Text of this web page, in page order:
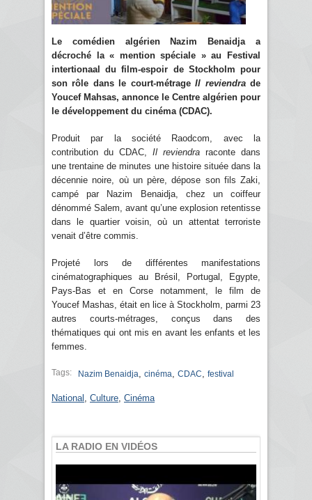
Le comédien algérien Nazim Benaidja a
décroché la « mention spéciale » au Festival
intertionaal du film-espoir de Stockholm pour
son rôle dans le court-métrageIl reviendrade
Youcef Mahsas, annonce le Centre algérien pour
le développement du cinéma (CDAC).
Produit par la société Raodcom, avec la
contribution du CDAC, Il reviendra raconte dans
une trentaine de minutes une histoire située dans la
décennie noire, où un père, dépose son fils Zaki,
campé par Nazim Benaidja, chez un coiffeur
dénommé Salem, avant qu’une explosion retentisse
dans le quartier voisin, où un attentat terroriste
venait d’être commis.
Projeté lors de différentes manifestations
cinématographiques au Brésil, Portugal, Egypte,
Pays-Bas et en Corse notamment, le film de
Youcef Mashas, était en lice à Stockholm, parmi 23
autres courts-métrages, conçus dans des
thématiques qui ont mis en avant les enfants et les
femmes.
Tags: Nazim Benaidja cinéma CDAC festival
National Culture Cinéma
LA RADIO EN VIDÉOS